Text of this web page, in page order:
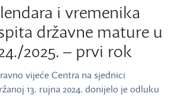
i vremenika
državne mature u
2025. – prvi rok
vijeće Centra na sjednici
13. rujna 2024. donijelo je odluku